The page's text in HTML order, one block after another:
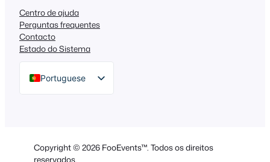
Centro de ajuda
Perguntas frequentes
Contacto
Estado do Sistema
Portuguese
Spanish
Copyright © 2026 FooEvents™. Todos os direitos
reservados.